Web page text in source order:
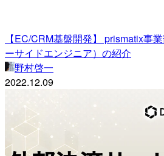
【EC/CRM基盤開発】 prismatix事
ーサイドエンジニア）の紹介
野村啓一
2022.12.09